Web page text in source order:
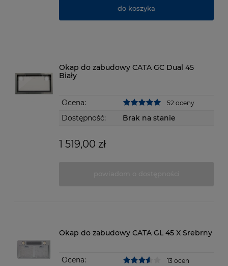
do koszyka
Okap do zabudowy CATA GC Dual 45
Biały
Ocena: 52 oceny
Dostępność: Brak na stanie
1 519,00 zł
Okap do zabudowy CATA GL 45 X Srebrny
Ocena: 13 ocen